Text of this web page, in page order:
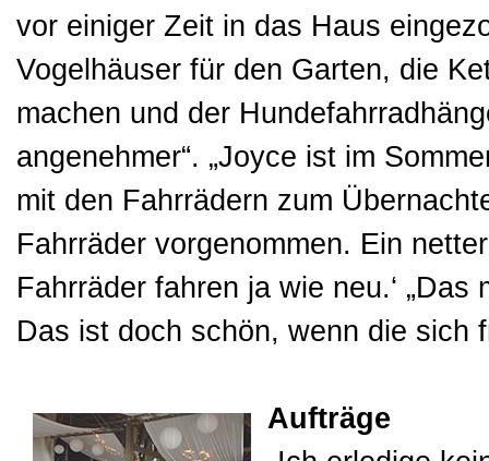
vor einiger Zeit in das Haus
Vogelhäuser für den Garten, die
machen und der
angenehmer“. „Joyce ist im
mit den Fahrrädern zum
Fahrräder vorgenommen. Ein
Fahrräder fahren ja wie neu.‘
Das ist doch schön, wenn die sich
Aufträge